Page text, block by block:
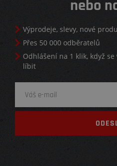
nebo
Výprodeje, slevy, nové
Přes 50 000 odběratelů
Odhlášení na 1 klik, když
líbit